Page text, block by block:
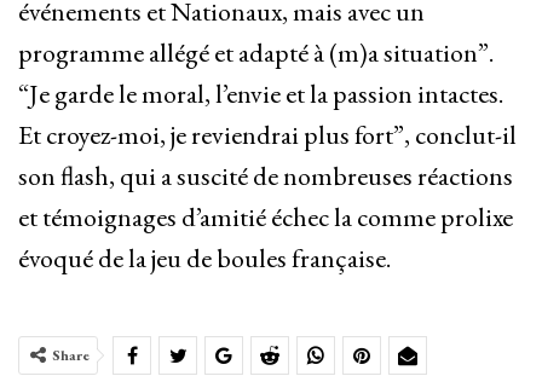
événements et Nationaux, mais avec un
programme allégé et adapté à (m)a situation”.
“Je garde le moral, l’envie et la passion intactes.
Et croyez-moi, je reviendrai plus fort”, conclut-il
son flash, qui a suscité de nombreuses réactions
et témoignages d’amitié échec la comme prolixe
évoqué de la jeu de boules française.
Share